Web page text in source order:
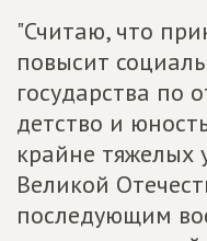
"Считаю, что
повысит
государства по
детство и
крайне тяжелых
Великой
последующим